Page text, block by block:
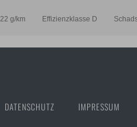
g/km Effizienzklasse D
DATENSCHUTZ IMPRESSUM